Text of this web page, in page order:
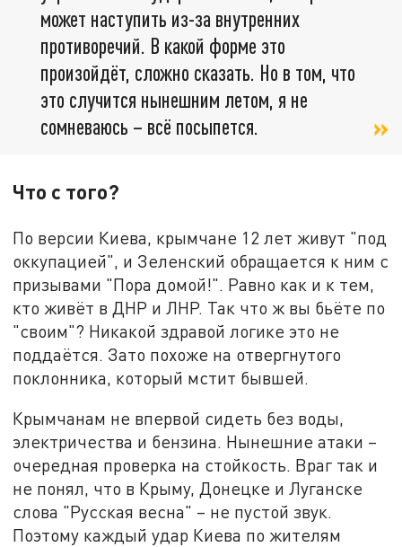
может наступить из-за внутренних
противоречий. В какой форме это
произойдёт, сложно сказать. Но в том, что
это случится нынешним летом, я не
сомневаюсь – всё посыпется.
Что с того?
По версии Киева, крымчане 12 лет живут "под
оккупацией", и Зеленский обращается к ним с
призывами "Пора домой!". Равно как и к тем,
кто живёт в ДНР и ЛНР. Так что ж вы бьёте по
"своим"? Никакой здравой логике это не
поддаётся. Зато похоже на отвергнутого
поклонника, который мстит бывшей.
Крымчанам не впервой сидеть без воды,
электричества и бензина. Нынешние атаки –
очередная проверка на стойкость. Враг так и
не понял, что в Крыму, Донецке и Луганске
слова "Русская весна" – не пустой звук.
Поэтому каждый удар Киева по жителям